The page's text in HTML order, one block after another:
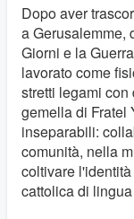
Dopo aver
a Gerusalemme,
Giorni e la
lavorato come
stretti legami
gemella di Fratel
inseparabili:
comunità, nella
coltivare
cattolica di